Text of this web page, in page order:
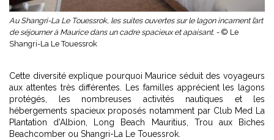
Au Shangri-La Le Touessrok, les suites ouvertes sur le lagon incarnent l’art
de séjourner à Maurice dans un cadre spacieux et apaisant. - © Le
Shangri-La Le Touessrok
Cette diversité explique pourquoi Maurice séduit des voyageurs
aux attentes très différentes. Les familles apprécient les lagons
protégés, les nombreuses activités nautiques et les
hébergements spacieux proposés notamment par Club Med La
Plantation d'Albion, Long Beach Mauritius, Trou aux Biches
Beachcomber ou Shangri-La Le Touessrok.